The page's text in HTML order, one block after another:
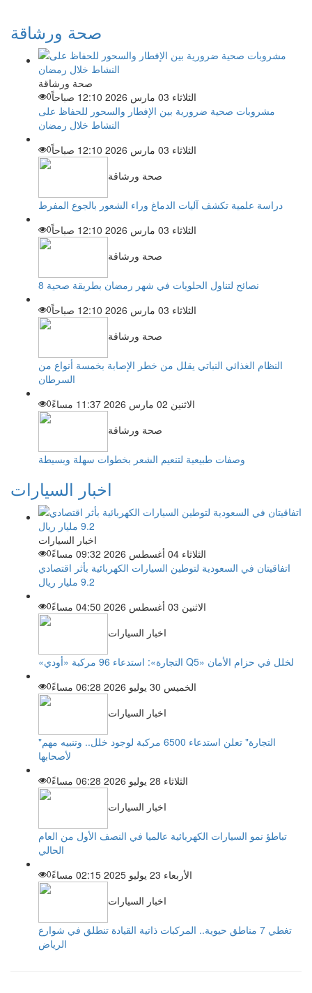
صحة ورشاقة
صحة ورشاقة
الثلاثاء 03 مارس 2026 12:10 صباحاً
0
مشروبات صحية ضرورية بين الإفطار والسحور للحفاظ على
النشاط خلال رمضان
الثلاثاء 03 مارس 2026 12:10 صباحاً
0
صحة ورشاقة
دراسة علمية تكشف آليات الدماغ وراء الشعور بالجوع المفرط
الثلاثاء 03 مارس 2026 12:10 صباحاً
0
صحة ورشاقة
8 نصائح لتناول الحلويات في شهر رمضان بطريقة صحية
الثلاثاء 03 مارس 2026 12:10 صباحاً
0
صحة ورشاقة
النظام الغذائي النباتي يقلل من خطر الإصابة بخمسة أنواع من
السرطان
الاثنين 02 مارس 2026 11:37 مساءً
0
صحة ورشاقة
وصفات طبيعية لتنعيم الشعر بخطوات سهلة وبسيطة
اخبار السيارات
اخبار السيارات
الثلاثاء 04 أغسطس 2026 09:32 مساءً
0
اتفاقيتان في السعودية لتوطين السيارات الكهربائية بأثر اقتصادي
9.2 مليار ريال
الاثنين 03 أغسطس 2026 04:50 مساءً
0
اخبار السيارات
«التجارة»: استدعاء 96 مركبة «أودي Q5» لخلل في حزام الأمان
الخميس 30 يوليو 2026 06:28 مساءً
0
اخبار السيارات
"التجارة" تعلن استدعاء 6500 مركبة لوجود خلل.. وتنبيه مهم
لأصحابها
الثلاثاء 28 يوليو 2026 06:28 مساءً
0
اخبار السيارات
تباطؤ نمو السيارات الكهربائية عالميا في النصف الأول من العام
الحالي
الأربعاء 23 يوليو 2025 02:15 مساءً
0
اخبار السيارات
تغطي 7 مناطق حيوية.. المركبات ذاتية القيادة تنطلق في شوارع
الرياض